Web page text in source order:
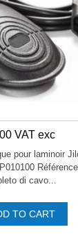
VAT exc
pour laminoir
di cavo...
TO CART